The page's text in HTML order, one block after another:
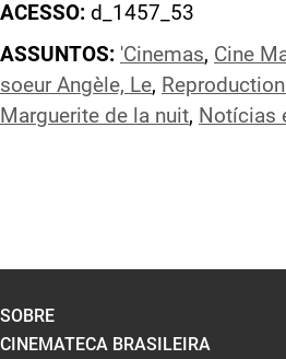
ACESSO: d_1457_53
ASSUNTOS: 'Cinemas, Cine
soeur Angèle, Le,
Marguerite de la nuit, Notícias
SOBRE
CINEMATECA BRASILEIRA